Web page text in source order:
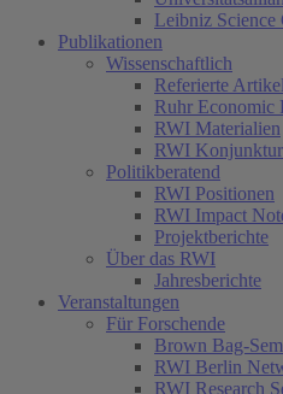
Leibniz Science
Publikationen
Wissenschaftlich
Referierte Artikel
Ruhr Economic
RWI Materialien
RWI
Politikberatend
RWI Positionen
RWI Impact
Projektberichte
Über das RWI
Jahresberichte
Veranstaltungen
Für Forschende
Brown Bag-
RWI Berlin
RWI Research